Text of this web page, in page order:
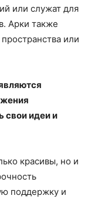
или служат для
Арки также
или
свои идеи и
красивы, но и
поддержку и